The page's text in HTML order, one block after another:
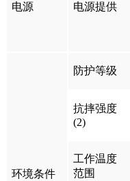
电源 电源提供
环境条件
防护等级
抗摔强度
(2)
工作温度
范围